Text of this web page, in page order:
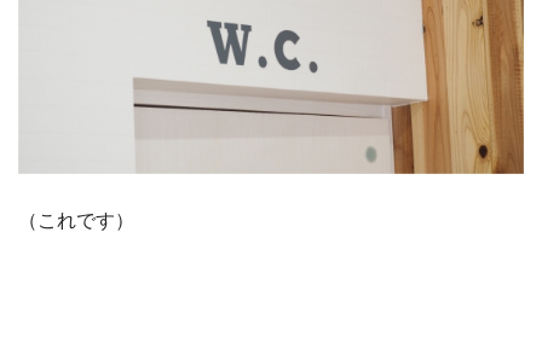
（これです）